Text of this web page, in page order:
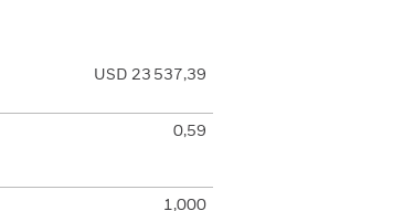
USD 23 537,39
0,59
1,000